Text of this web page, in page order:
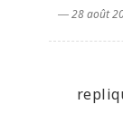
― 28 août